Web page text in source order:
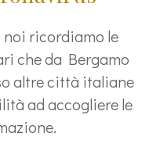
noi ricordiamo le
che da Bergamo
altre città italiane
ad accogliere le